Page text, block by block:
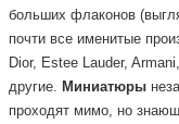
больших флаконов
почти все именитые
Dior, Estee Lauder,
другие.
Миниатюры
проходят мимо, но